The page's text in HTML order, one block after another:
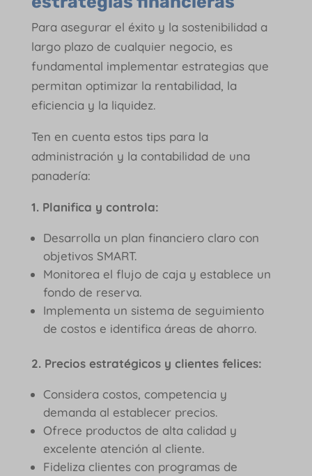
Para asegurar el éxito y la sostenibilidad a
largo plazo de cualquier negocio, es
fundamental implementar estrategias que
permitan optimizar la rentabilidad, la
eficiencia y la liquidez.
Ten en cuenta estos tips para la
administración y la contabilidad de una
panadería:
1. Planifica y controla:
Desarrolla un plan financiero claro con
objetivos SMART.
Monitorea el flujo de caja y establece un
fondo de reserva.
Implementa un sistema de seguimiento
de costos e identifica áreas de ahorro.
2. Precios estratégicos y clientes felices:
Considera costos, competencia y
demanda al establecer precios.
Ofrece productos de alta calidad y
excelente atención al cliente.
Fideliza clientes con programas de